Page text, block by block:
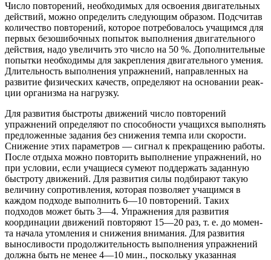
Число повторений, необходимых для освое­ния двигательных
действий, можно опреде­лить следующим образом. Подсчитав
количе­ство повторений, которое потребовалось уча­щимся для
первых безошибочных попыток выполнения двигательного
действия, надо увели­чить это число на 50 %. Дополнительные
попытки необходимы для закрепления двига­тельного умения.
Длительность выполнения упражнений, направленных на
развитие физиче­ских качеств, определяют на основании реак­
ции организма на нагрузку.
Для развития быстроты движений число повто­рений
упражнений определяют по способно­сти учащихся выполнять
предложенные зада­ния без снижения темпа или скорости.
Сниже­ние этих параметров — сигнал к прекраще­нию работы.
После отдыха можно повторить выполнение упражнений, но
при условии, если учащиеся сумеют поддержать заданную
быстро­ту движений. Для развития силы подбирают такую
величину сопротивления, которая позво­ляет учащимся в
каждом подходе выполнить 6—10 повторений. Таких
подходов может быть 3—4. Упражнения для развития
координации движений повторяют 15—20 раз, т. е. до момен­
та начала утомления и снижения внимания. Для развития
выносливости продолжитель­ность выполнения упражнений
должна быть не менее 4—10 мин., поскольку указанная